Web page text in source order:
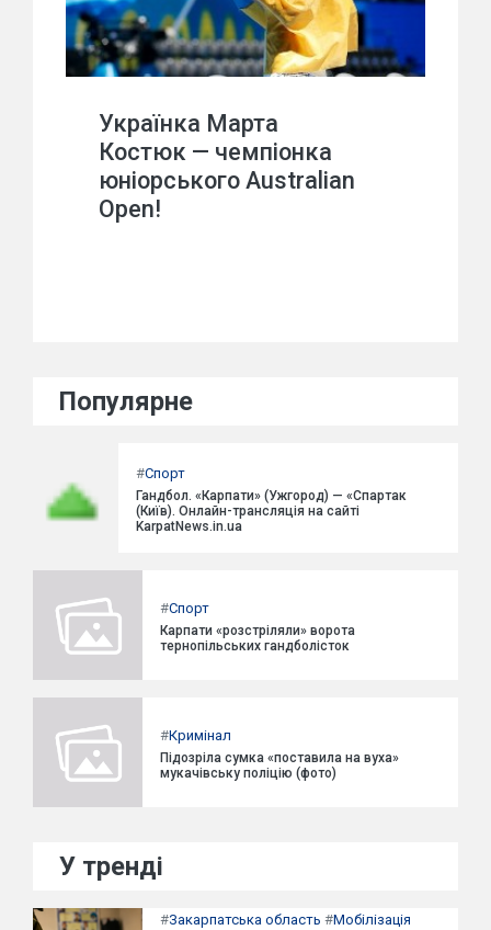
Українка Марта
Костюк — чемпіонка
юніорського Australian
Open!
Популярне
#Спорт
Гандбол. «Карпати» (Ужгород) — «Спартак
(Київ). Онлайн-трансляція на сайті
KarpatNews.in.ua
#Спорт
Карпати «розстріляли» ворота
тернопільських гандболісток
#Кримінал
Підозріла сумка «поставила на вуха»
мукачівську поліцію (фото)
У тренді
#Закарпатська область #Мобілізація